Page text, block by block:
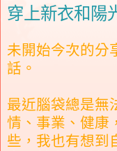
穿上新衣和陽
未開始今次的分
話。
最近腦袋總是無
情、事業、健康
些，我也有想到